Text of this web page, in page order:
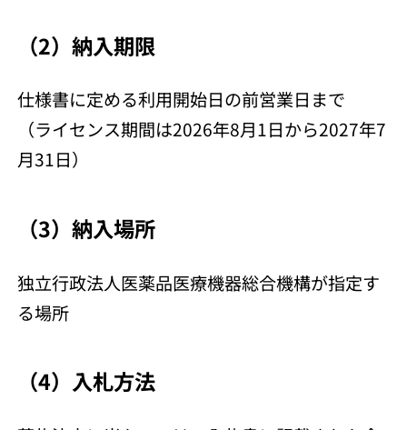
（2）納入期限
仕様書に定める利用開始日の前営業日まで
（ライセンス期間は2026年8月1日から2027年7
月31日）
（3）納入場所
独立行政法人医薬品医療機器総合機構が指定す
る場所
（4）入札方法